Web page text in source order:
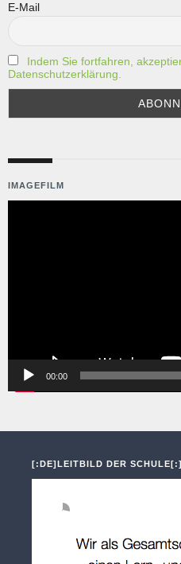
E-Mail
Indem Sie fortfahren,
Datenschutzerklärung.
IMAGEFILM
00:00
[:DE]LEITBILD DER SCHULE[:]